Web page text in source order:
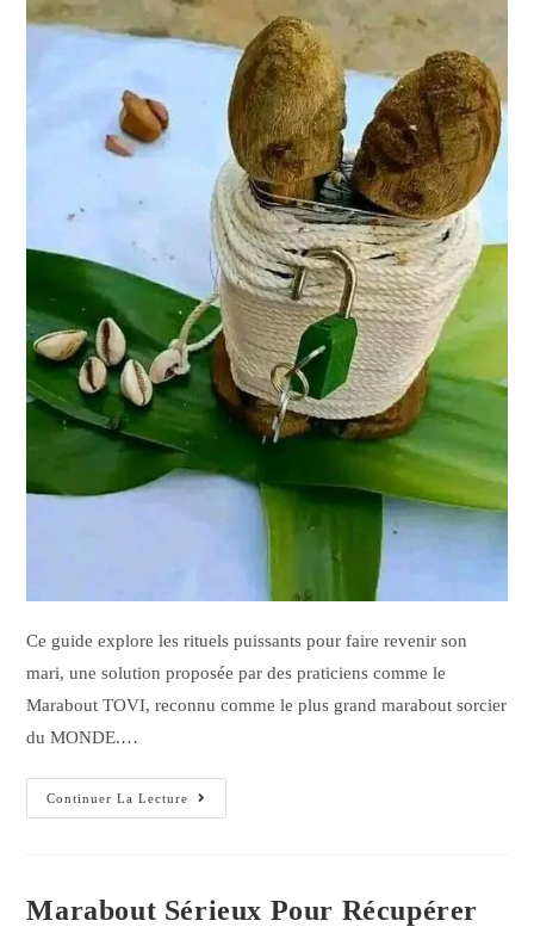
Ce guide explore les rituels puissants pour faire revenir son
mari, une solution proposée par des praticiens comme le
Marabout TOVI, reconnu comme le plus grand marabout sorcier
du MONDE.…
Continuer La Lecture
Marabout Sérieux Pour Récupérer